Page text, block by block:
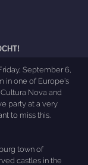
September 6,
in one of Europe's
Nova and
party at a very
to miss this.
town of
castles in the